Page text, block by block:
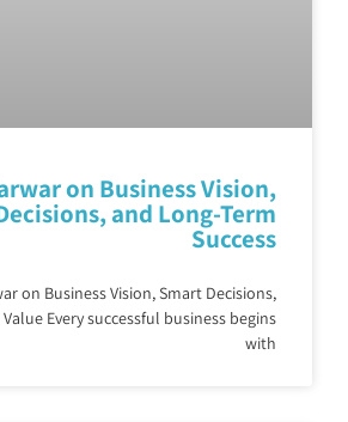
on Business Vision,
and Long-Term
Success
on Business Vision, Smart Decisions,
Every successful business begins
with